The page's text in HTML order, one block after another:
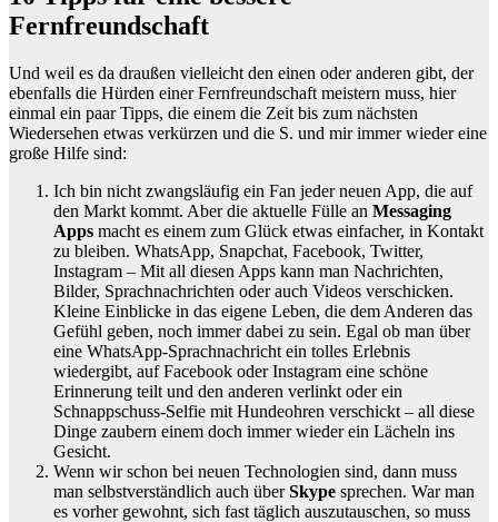
Fernfreundschaft
Und weil es da draußen vielleicht den einen oder anderen gibt, der
ebenfalls die Hürden einer Fernfreundschaft meistern muss, hier
einmal ein paar Tipps, die einem die Zeit bis zum nächsten
Wiedersehen etwas verkürzen und die S. und mir immer wieder eine
große Hilfe sind:
Ich bin nicht zwangsläufig ein Fan jeder neuen App, die auf
den Markt kommt. Aber die aktuelle Fülle an Messaging
Apps macht es einem zum Glück etwas einfacher, in Kontakt
zu bleiben. WhatsApp, Snapchat, Facebook, Twitter,
Instagram – Mit all diesen Apps kann man Nachrichten,
Bilder, Sprachnachrichten oder auch Videos verschicken.
Kleine Einblicke in das eigene Leben, die dem Anderen das
Gefühl geben, noch immer dabei zu sein. Egal ob man über
eine WhatsApp-Sprachnachricht ein tolles Erlebnis
wiedergibt, auf Facebook oder Instagram eine schöne
Erinnerung teilt und den anderen verlinkt oder ein
Schnappschuss-Selfie mit Hundeohren verschickt – all diese
Dinge zaubern einem doch immer wieder ein Lächeln ins
Gesicht.
Wenn wir schon bei neuen Technologien sind, dann muss
man selbstverständlich auch überSkype sprechen. War man
es vorher gewohnt, sich fast täglich auszutauschen, so muss